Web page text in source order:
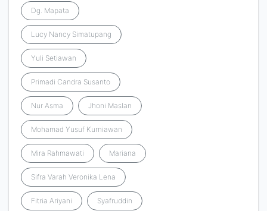
Dg. Mapata
Lucy Nancy Simatupang
Yuli Setiawan
Primadi Candra Susanto
Nur Asma Jhoni Maslan
Mohamad Yusuf Kurniawan
Mira Rahmawati Mariana
Sifra Varah Veronika Lena
Fitria Ariyani Syafruddin